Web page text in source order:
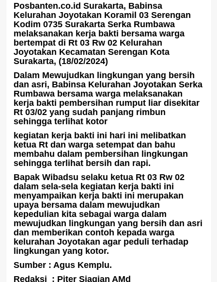
Posbanten.co.id Surakarta, Babinsa
Kelurahan Joyotakan Koramil 03 Serengan
Kodim 0735 Surakarta Serka Rumbawa
melaksanakan kerja bakti bersama warga
bertempat di Rt 03 Rw 02 Kelurahan
Joyotakan Kecamatan Serengan Kota
Surakarta, (18/02/2024)
Dalam Mewujudkan lingkungan yang bersih
dan asri, Babinsa Kelurahan Joyotakan Serka
Rumbawa bersama warga melaksanakan
kerja bakti pembersihan rumput liar disekitar
Rt 03/02 yang sudah panjang rimbun
sehingga terlihat kotor
kegiatan kerja bakti ini hari ini melibatkan
ketua Rt dan warga setempat dan bahu
membahu dalam pembersihan lingkungan
sehingga terlihat bersih dan rapi.
Bapak Wibadsu selaku ketua Rt 03 Rw 02
dalam sela-sela kegiatan kerja bakti ini
menyampaikan kerja bakti ini merupakan
upaya bersama dalam mewujudkan
kepedulian kita sebagai warga dalam
mewujudkan lingkungan yang bersih dan asri
dan memberikan contoh kepada warga
kelurahan Joyotakan agar peduli terhadap
lingkungan yang kotor.
Sumber : Agus Kemplu.
Redaksi : Piter Siagian AMd